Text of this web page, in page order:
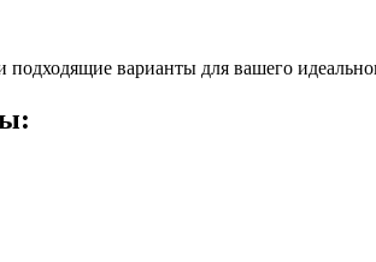
варианты для вашего